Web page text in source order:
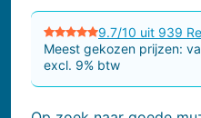
9.7/10 uit 939
Meest gekozen prijzen:
excl. 9% btw